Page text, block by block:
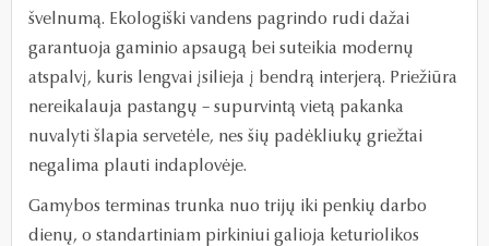
švelnumą. Ekologiški vandens pagrindo rudi dažai
garantuoja gaminio apsaugą bei suteikia modernų
atspalvį, kuris lengvai įsilieja į bendrą interjerą. Priežiūra
nereikalauja pastangų – supurvintą vietą pakanka
nuvalyti šlapia servetėle, nes šių padėkliukų griežtai
negalima plauti indaplovėje.
Gamybos terminas trunka nuo trijų iki penkių darbo
dienų, o standartiniam pirkiniui galioja keturiolikos